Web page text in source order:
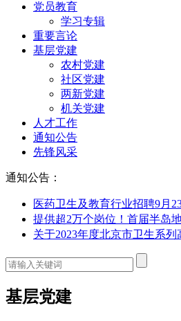
党员教育
学习专辑
重要言论
基层党建
农村党建
社区党建
两新党建
机关党建
人才工作
通知公告
先锋风采
通知公告：
医药卫生及教育行业招聘9月
提供超2万个岗位！首届半岛
关于2023年度北京市卫生系
基层党建